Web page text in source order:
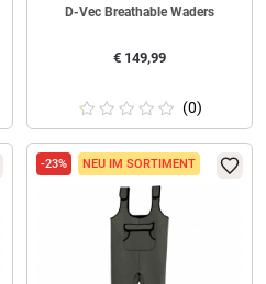
D-Vec Breathable Waders
€ 149,99
(0)
-23% NEU IM SORTIMENT